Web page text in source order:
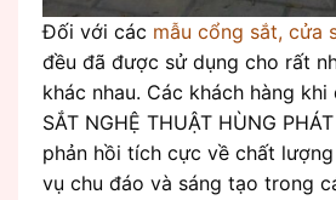
Đối với các mẫu cổng sắt, cửa
đều đã được sử dụng cho rất
khác nhau. Các khách hàng khi
SẮT NGHỆ THUẬT HÙNG
phản hồi tích cực về chất
vụ chu đáo và sáng tạo trong